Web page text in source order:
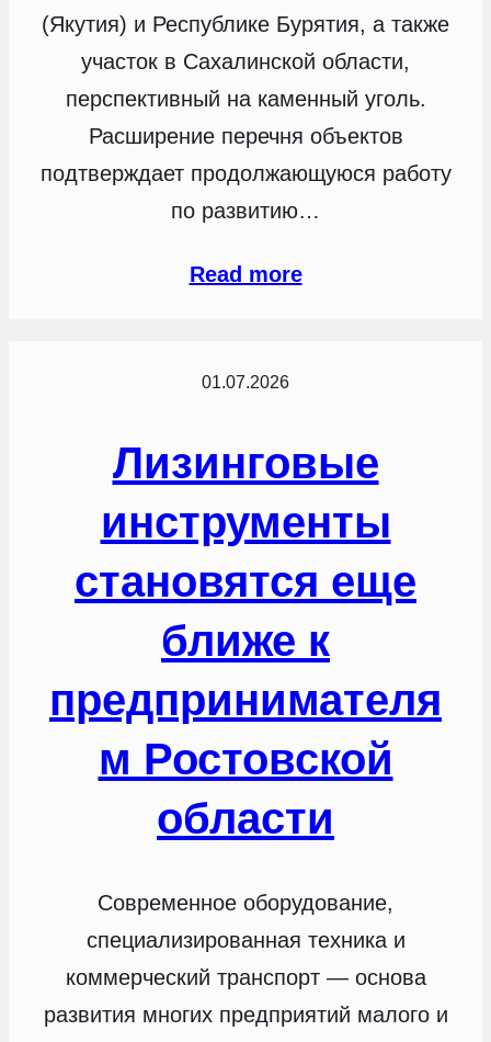
(Якутия) и Республике Бурятия, а также
участок в Сахалинской области,
перспективный на каменный уголь.
Расширение перечня объектов
подтверждает продолжающуюся работу
по развитию…
Read more
01.07.2026
Лизинговые
инструменты
становятся еще
ближе к
предпринимателя
м Ростовской
области
Современное оборудование,
специализированная техника и
коммерческий транспорт — основа
развития многих предприятий малого и